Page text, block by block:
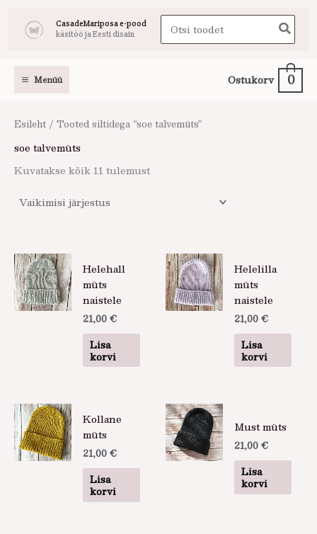
CasadeMariposa e-pood
käsitöö ja Eesti disain
Search
for:
Menüü Ostukorv 0
Esileht / Tooted siltidega “soe talvemüts”
soe talvemüts
Kuvatakse kõik 11 tulemust
Helehall
müts
naistele
21,00 €
Lisa
korvi
Helelilla
müts
naistele
21,00 €
Lisa
korvi
Kollane
müts
21,00 €
Lisa
korvi
Must müts
21,00 €
Lisa
korvi